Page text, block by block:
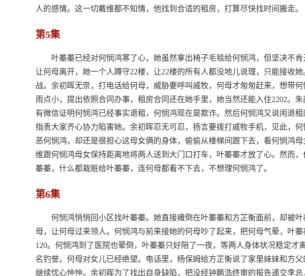
人的感情。这一切戴维都不知情，他找到合适的租房，打算尽快找时间搬走。
第5集
叶蓁蓁已经对何悯鸿寒了心，她虽然拿出椅子毛毯给何悯鸿，但坚决不
让何母离开，她一个人蹲守22楼，让22楼的所有人都没地儿说理，只能接收
战。余初晖无奈，打电话给何母，威胁要呼叫戚牧，何母才匆匆赶来，想带
雨点小，提出依照合同办事，租房合同还在她手里，她当然还能入住2202。
有微信证明何悯鸿已经事实退租，何悯鸿现在是欺诈。然后何悯鸿又说闹退租
指责大家齐心协力陷害她。余初晖忍无可忍，扬言要拨打戚牧手机，见此，
恶何悯鸿，却还是很担心这母女俩的身体，偷偷从楼梯间跟下去，看何悯鸿
维跟何悯鸿母女保持距离地将两人送到大门口打车，叶蓁蓁才放了心。然而
蓁蓁，什么都栽赃给叶蓁蓁，连何母都看不下去，不想理何悯鸿了。
第6集
何悯鸿悄悄回小区找叶蓁蓁。她直接瘫倒在叶蓁蓁和方芷衡面前，却被
母，让何母过来领人。何悯鸿与前来接她的何母吵了起来，把何母气晕，叶
120。何悯鸿到了医院也晕倒，叶蓁蓁只好陪了一夜，等两人身体状况稳定才
名钓誉。何母对女儿已经绝望。电话里，杨保姆给方芷衡说了家里妹妹和方
继续忧心忡忡。余初晖为了找出自身缺陷，把没经钟鹏浩终审的报告递交李